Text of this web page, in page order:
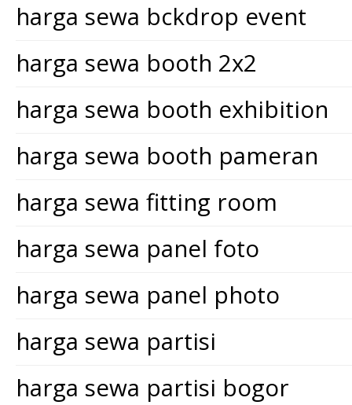
harga sewa bckdrop event
harga sewa booth 2x2
harga sewa booth exhibition
harga sewa booth pameran
harga sewa fitting room
harga sewa panel foto
harga sewa panel photo
harga sewa partisi
harga sewa partisi bogor